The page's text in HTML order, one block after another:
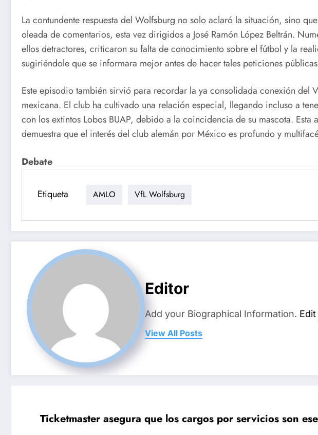
La contundente respuesta del Wolfsburg no solo aclaró la situación, sino
oleada de comentarios, esta vez dirigidos a José Ramón López Beltrán.
ellos detractores, criticaron su falta de conocimiento sobre el fútbol y la
sugiriéndole que se informara mejor antes de hacer tales peticiones
Este episodio también sirvió para recordar la ya consolidada conexión del
mexicana. El club ha cultivado una relación especial, llegando incluso a
con los extintos Lobos BUAP, debido a la coincidencia de su mascota. Esta
demuestra que el interés del club alemán por México es profundo y
Debate
Etiqueta AMLO VfL Wolfsburg
Editor
Add your Biographical Information.
View All Posts
Ticketmaster asegura que los cargos por servicios son